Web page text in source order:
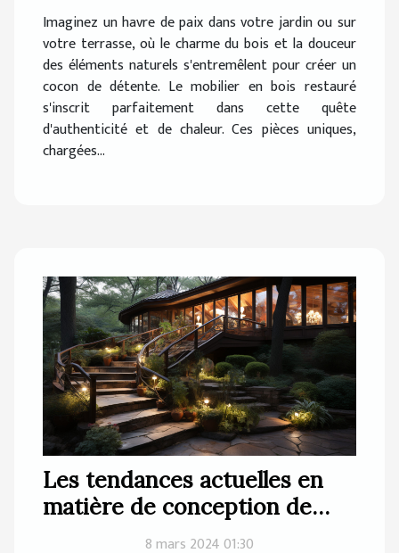
Imaginez un havre de paix dans votre jardin ou sur
votre terrasse, où le charme du bois et la douceur
des éléments naturels s'entremêlent pour créer un
cocon de détente. Le mobilier en bois restauré
s'inscrit parfaitement dans cette quête
d'authenticité et de chaleur. Ces pièces uniques,
chargées...
Les tendances actuelles en
matière de conception de
jardins et d'espaces verts
8 mars 2024 01:30